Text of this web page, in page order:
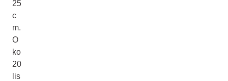
25
c
m.
O
ko
20
lis